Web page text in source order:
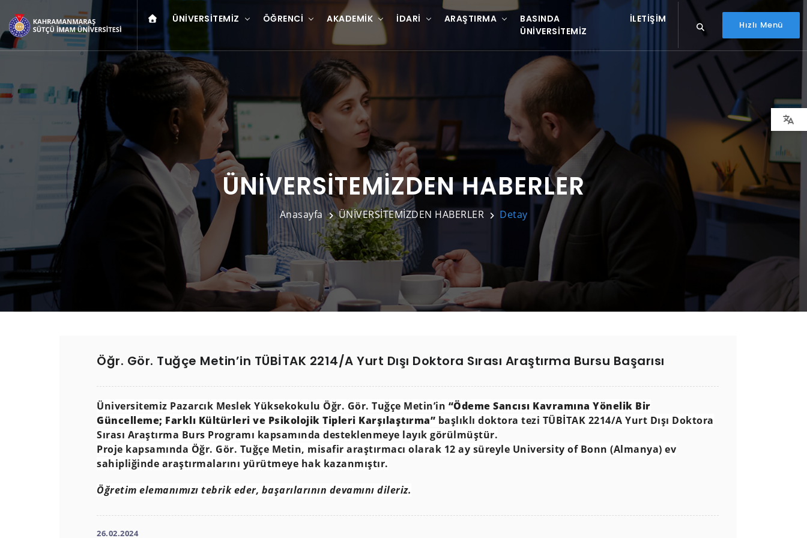
ÜNIVERSITEMIZ ÖĞRENCI AKADEMIK İDARI ARAŞTIRMA
BASINDA
ÜNIVERSITEMIZ
İLETIŞIM
Hızlı Menü
ÜNİVERSİTEMİZDEN HABERLER
Anasayfa ÜNİVERSİTEMİZDEN HABERLER Detay
Öğr. Gör. Tuğçe Metin’in TÜBİTAK 2214/A Yurt Dışı Doktora Sırası Araştırma Bursu Başarısı
Üniversitemiz Pazarcık Meslek Yüksekokulu Öğr. Gör. Tuğçe Metin’in “Ödeme Sancısı Kavramına Yönelik Bir
Güncelleme; Farklı Kültürleri ve Psikolojik Tipleri Karşılaştırma” başlıklı doktora tezi TÜBİTAK 2214/A Yurt Dışı Doktora
Sırası Araştırma Burs Programı kapsamında desteklenmeye layık görülmüştür.
Proje kapsamında Öğr. Gör. Tuğçe Metin, misafir araştırmacı olarak 12 ay süreyle University of Bonn (Almanya) ev
sahipliğinde araştırmalarını yürütmeye hak kazanmıştır.
Öğretim elemanımızı tebrik eder, başarılarının devamını dileriz.
26.02.2024